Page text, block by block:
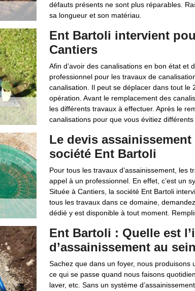
défauts présents ne sont plus réparables.
sa longueur et son matériau.
Ent Bartoli intervient
Cantiers
Afin d’avoir des canalisations en bon état
professionnel pour les travaux de
canalisation. Il peut se déplacer dans tout
opération. Avant le remplacement des
les différents travaux à effectuer. Après le
canalisations pour que vous évitiez
Le devis
société Ent Bartoli
Pour tous les travaux d’assainissement, les
appel à un professionnel. En effet, c’est un
Située à Cantiers, la société Ent Bartoli
tous les travaux dans ce domaine,
dédié y est disponible à tout moment.
Ent Bartoli : Quelle est
d’assainissement au
Sachez que dans un foyer, nous produisons
ce qui se passe quand nous faisons
laver, etc. Sans un système